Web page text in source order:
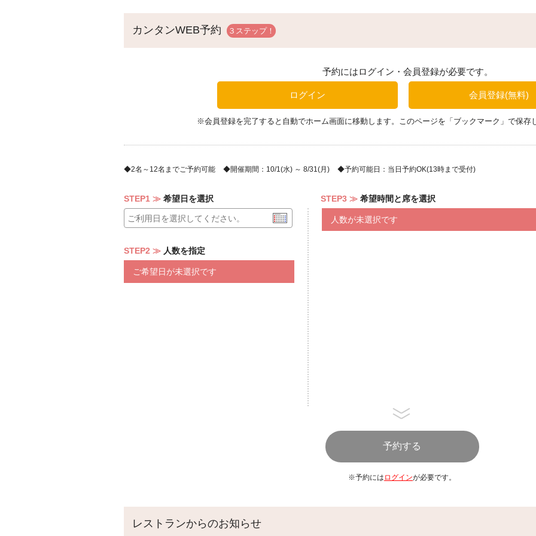
●本日の前菜2種 盛り合わせ
※内容はスタッフまでお尋ねください。
∴‥∵‥∴‥∵‥∴‥∴‥∵‥∴‥∵‥∴∴‥∵‥∴‥∵‥
・カサノヴァ 【ロースハム、ほう
・クワトロ フォルマッジ 【ﾓｯﾂｧﾚﾗ
・モンテローザ 【トマトクリーム
●本日の魚介料理 または 肉料理
コーヒー・紅茶・ソフトドリンク
※ご希望の場合は、ご予約の際に
・オレンジジュース
・グレープフルーツジュース
・パイナップルジュース
・ウーロン茶
カンタンWEB予約
予約にはログイン・会員登録が必要です。
ログイン 会員登録(無料)
※会員登録を完了すると自動でホーム画面に移動します。このページを「ブックマーク」で保存
2名～12名までご予約可能 開催期間：10/1(水) ～ 8/31(月) 予約可能日：当日予約OK(13時まで受付)
STEP1 希望日を選択
STEP2 人数を指定
ご希望日が未選択です
STEP3 希望時間と席を選択
人数が未選択です
※予約には ログインが必要です。
レストランからのお知らせ